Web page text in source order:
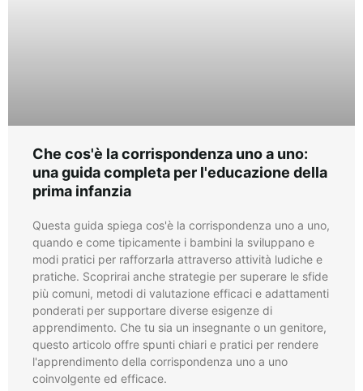
Che cos'è la corrispondenza uno a uno:
una guida completa per l'educazione della
prima infanzia
Questa guida spiega cos'è la corrispondenza uno a uno,
quando e come tipicamente i bambini la sviluppano e
modi pratici per rafforzarla attraverso attività ludiche e
pratiche. Scoprirai anche strategie per superare le sfide
più comuni, metodi di valutazione efficaci e adattamenti
ponderati per supportare diverse esigenze di
apprendimento. Che tu sia un insegnante o un genitore,
questo articolo offre spunti chiari e pratici per rendere
l'apprendimento della corrispondenza uno a uno
coinvolgente ed efficace.